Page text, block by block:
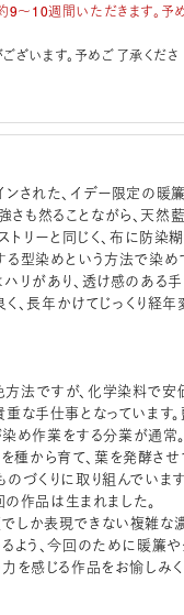
9～10週間いただきます。予
ざいます。予めご了承くださ
された、イデー限定の暖
さも然ることながら、天然
リーと同じく、布に防染糊
る型染めという方法で染め
リがあり、透け感のある手
、長年かけてじっくり経年
法ですが、化学染料で安
な手仕事となっています
め作業をする分業が通常
種から育て、葉を発酵させ
づくりに取り組んでいます
作品は生まれました。
しか表現できない複雑な
よう、今回のために暖簾や
を感じる作品をお愉しみく